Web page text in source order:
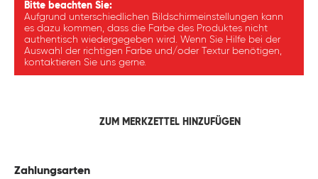
Bitte beachten Sie:
Aufgrund unterschiedlichen Bildschirmeinstellungen kann
es dazu kommen, dass die Farbe des Produktes nicht
authentisch wiedergegeben wird. Wenn Sie Hilfe bei der
Auswahl der richtigen Farbe und/oder Textur benötigen,
kontaktieren Sie uns gerne.
ZUM MERKZETTEL HINZUFÜGEN
Zahlungsarten